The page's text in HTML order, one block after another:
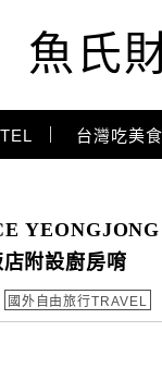
魚氏
台灣吃美
附設廚房唷
國外自由旅行TRAVEL